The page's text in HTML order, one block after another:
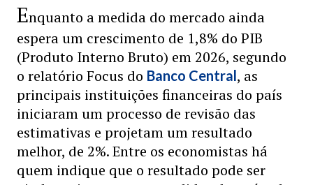
Enquanto a medida do mercado ainda
espera um crescimento de 1,8% do PIB
(Produto Interno Bruto) em 2026, segundo
o relatório Focus do Banco Central, as
principais instituições financeiras do país
iniciaram um processo de revisão das
estimativas e projetam um resultado
melhor, de 2%. Entre os economistas há
quem indique que o resultado pode ser